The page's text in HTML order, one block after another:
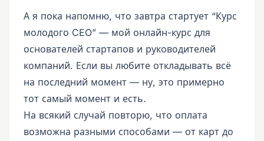
А я пока напомню, что завтра стартует “Курс
молодого CEO” — мой онлайн-курс для
основателей стартапов и руководителей
компаний. Если вы любите откладывать всё
на последний момент — ну, это примерно
тот самый момент и есть.
На всякий случай повторю, что оплата
возможна разными способами — от карт до